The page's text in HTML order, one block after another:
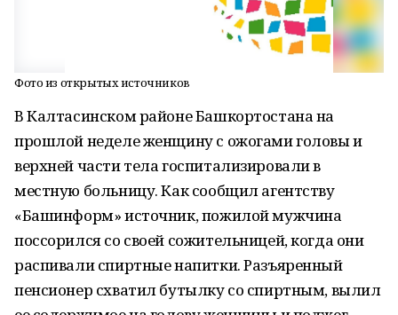
Фото из открытых источников
В Калтасинском районе Башкортостана на
прошлой неделе женщину с ожогами головы и
верхней части тела госпитализировали в
местную больницу. Как сообщил агентству
«Башинформ» источник, пожилой мужчина
поссорился со своей сожительницей, когда они
распивали спиртные напитки. Разъяренный
пенсионер схватил бутылку со спиртным, вылил